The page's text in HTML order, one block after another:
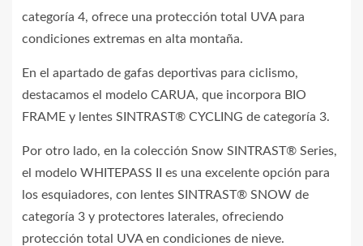
categoría 4, ofrece una protección total UVA para
condiciones extremas en alta montaña.
En el apartado de gafas deportivas para ciclismo,
destacamos el modelo CARUA, que incorpora BIO
FRAME y lentes SINTRAST® CYCLING de categoría 3.
Por otro lado, en la colección Snow SINTRAST® Series,
el modelo WHITEPASS II es una excelente opción para
los esquiadores, con lentes SINTRAST® SNOW de
categoría 3 y protectores laterales, ofreciendo
protección total UVA en condiciones de nieve.